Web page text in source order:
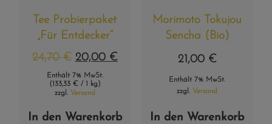
Tee Probierpaket
„Für Entdecker“
24,70€ 20,00 €
Enthält 7% MwSt.
( 133,33 € / 1 kg)
zzgl. Versand
In den Warenkorb
Morimoto Tokujou
Sencha (Bio)
21,00 €
Enthält 7% MwSt.
zzgl. Versand
In den Warenkorb